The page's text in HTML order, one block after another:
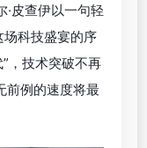
·皮查伊以一句轻
场科技盛宴的序
，技术突破不再
前例的速度将最